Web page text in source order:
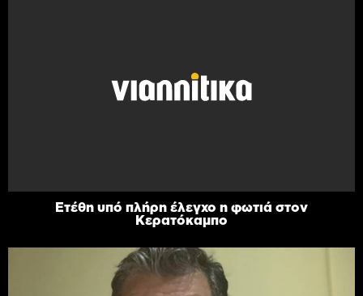
Ετέθη υπό πλήρη έλεγχο η φωτιά στον
Κερατόκαμπο